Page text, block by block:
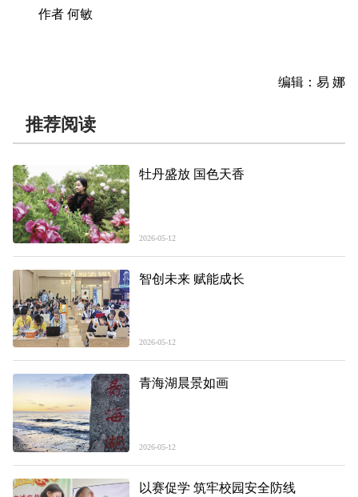
作者 何敏
编辑：易 娜
推荐阅读
牡丹盛放 国色天香
2026-05-12
智创未来 赋能成长
2026-05-12
青海湖晨景如画
2026-05-12
以赛促学 筑牢校园安全防线